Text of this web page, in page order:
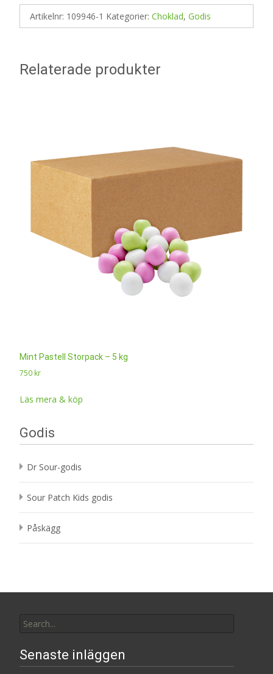
Artikelnr: 109946-1 Kategorier: Choklad, Godis
Relaterade produkter
Mint Pastell Storpack – 5 kg
750 kr
Läs mera & köp
Godis
Dr Sour-godis
Sour Patch Kids godis
Påskägg
for:
Senaste inläggen